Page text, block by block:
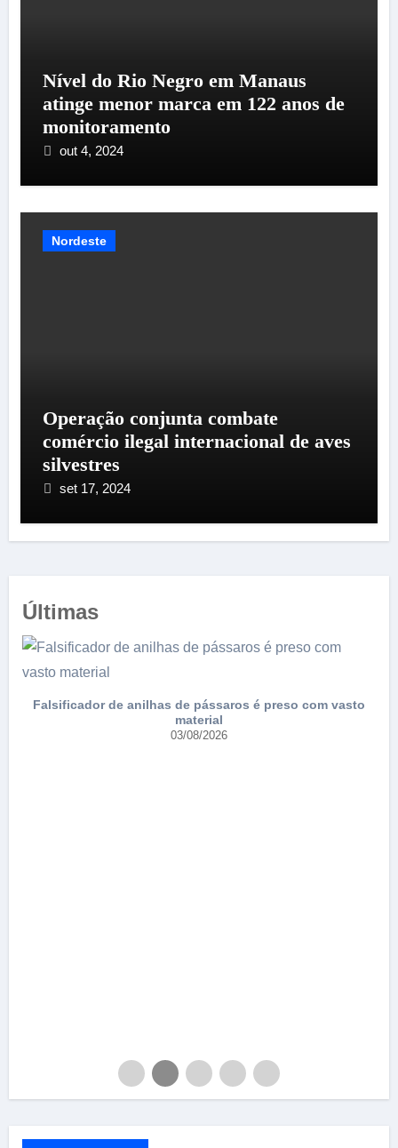
Nível do Rio Negro em Manaus
atinge menor marca em 122 anos de
monitoramento
out 4, 2024
Nordeste
Operação conjunta combate
comércio ilegal internacional de aves
silvestres
set 17, 2024
Últimas
Falsificador de anilhas de pássaros é preso com vasto
material
03/08/2026